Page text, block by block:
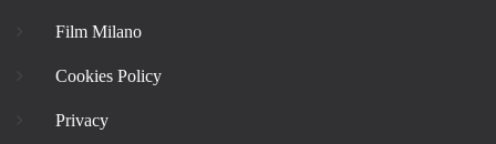
Film Milano
Cookies Policy
Privacy